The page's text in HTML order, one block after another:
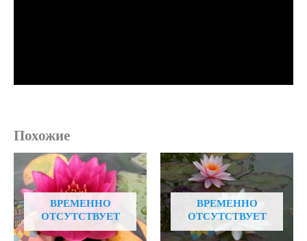
Похожие
ВРЕМЕННО
ОТСУТСТВУЕТ
ВРЕМЕННО
ОТСУТСТВУЕТ